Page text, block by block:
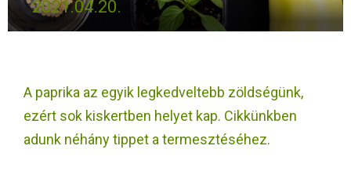
M
R
2021.04.20.
A paprika az egyik legkedveltebb zöldségünk,
ezért sok kiskertben helyet kap. Cikkünkben
adunk néhány tippet a termesztéséhez.